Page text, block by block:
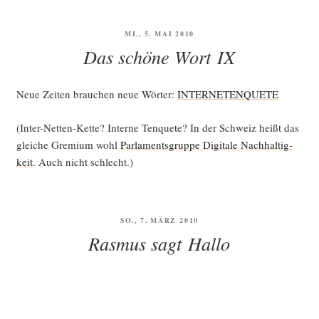
VERÖFFENTLICHT
MI., 5. MAI 2010
Das schöne Wort IX
Neue Zei­ten brau­chen neue Wör­ter: INTERNETENQUETE
(Inter-Net­ten-Ket­te? Inter­ne Ten­quete? In der Schweiz heißt das
glei­che Gre­mi­um wohl Par­la­ments­grup­pe Digi­ta­le Nach­hal­tig­
keit. Auch nicht schlecht.)
VERÖFFENTLICHT
SO., 7. MÄRZ 2010
Rasmus sagt Hallo